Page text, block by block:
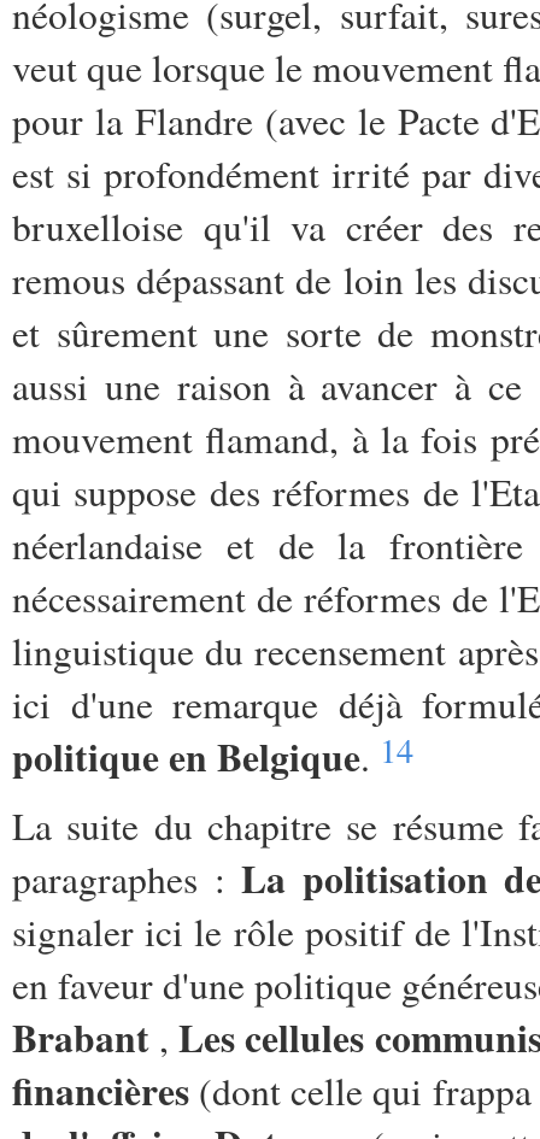
néologisme (surgel, surfait,
veut que lorsque le mouvement
pour la Flandre (avec le Pacte
est si profondément irrité par
bruxelloise qu'il va créer des
remous dépassant de loin les
et sûrement une sorte de
aussi une raison à avancer à
mouvement flamand, à la fois
qui suppose des réformes de
néerlandaise et de la
nécessairement de réformes de
linguistique du recensement
ici d'une remarque déjà
politique en Belgique. 14
La suite du chapitre se résume
paragraphes : La politisation
signaler ici le rôle positif de
en faveur d'une politique
Brabant ,Les cellules
financières (dont celle qui